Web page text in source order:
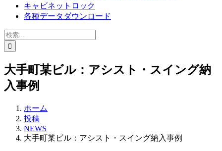
キャビネットロック
各種データダウンロード
検
索
…
大手町某ビル：アシスト・スイング納
入事例
ホーム
投稿
NEWS
大手町某ビル：アシスト・スイング納入事例